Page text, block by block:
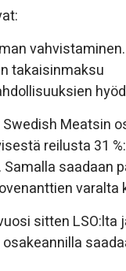
vahvistaminen.
takaisinmaksu
Meatsin
reilusta 31
saadaan
sitten